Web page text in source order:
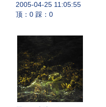
2005-04-25 11:05:55
顶：0 踩：0